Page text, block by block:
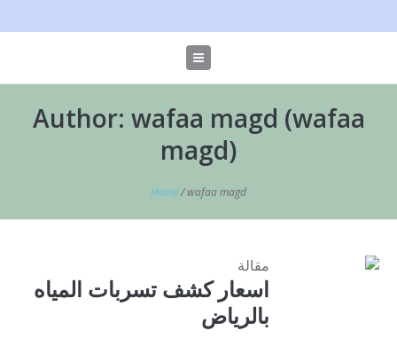
Author: wafaa magd (wafaa
magd)
Home/wafaa magd
مقالة
اسعار كشف تسربات المياه
بالرياض